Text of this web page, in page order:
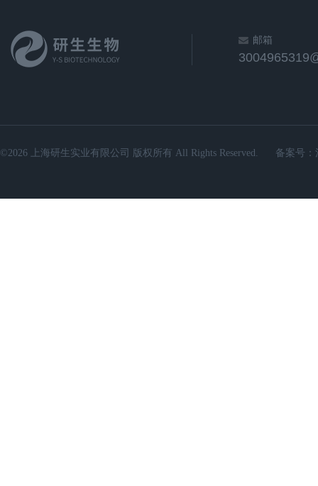
邮箱
©2026 上海研生实业有限公司 版权所有 All Rights Reserved. 备案号：